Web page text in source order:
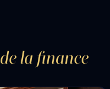
la finance